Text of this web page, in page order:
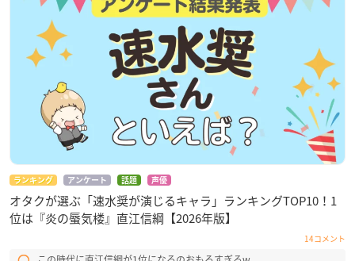
ランキング アンケート 話題 声優
オタクが選ぶ「速水奨が演じるキャラ」ランキングTOP10！1
位は『炎の蜃気楼』直江信綱【2026年版】
14コメント